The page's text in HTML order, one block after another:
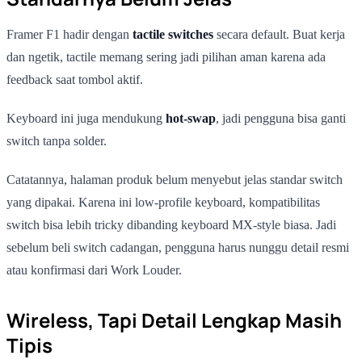
Framer F1 hadir dengan tactile switches secara default. Buat kerja
dan ngetik, tactile memang sering jadi pilihan aman karena ada
feedback saat tombol aktif.
Keyboard ini juga mendukung hot-swap, jadi pengguna bisa ganti
switch tanpa solder.
Catatannya, halaman produk belum menyebut jelas standar switch
yang dipakai. Karena ini low-profile keyboard, kompatibilitas
switch bisa lebih tricky dibanding keyboard MX-style biasa. Jadi
sebelum beli switch cadangan, pengguna harus nunggu detail resmi
atau konfirmasi dari Work Louder.
Wireless, Tapi Detail Lengkap Masih
Tipis